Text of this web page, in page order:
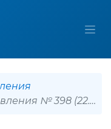
№ 398 (22.08.2018)